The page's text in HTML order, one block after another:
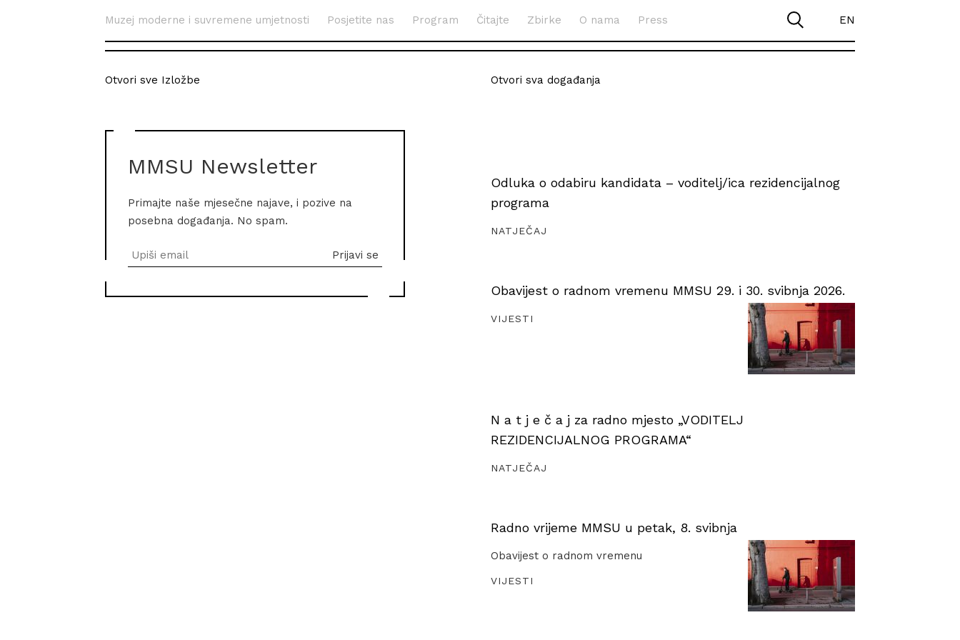
Muzej moderne i suvremene umjetnosti Posjetite nas Program Čitajte Zbirke O nama Press EN
Otvori sve Izložbe
MMSU Newsletter
Primajte naše mjesečne najave, i pozive na
posebna događanja. No spam.
Otvori sva događanja
Odluka o odabiru kandidata – voditelj/ica rezidencijalnog
programa
NATJEČAJ
Obavijest o radnom vremenu MMSU 29. i 30. svibnja 2026.
VIJESTI
N a t j e č a j za radno mjesto „VODITELJ
REZIDENCIJALNOG PROGRAMA“
NATJEČAJ
Radno vrijeme MMSU u petak, 8. svibnja
Obavijest o radnom vremenu
VIJESTI